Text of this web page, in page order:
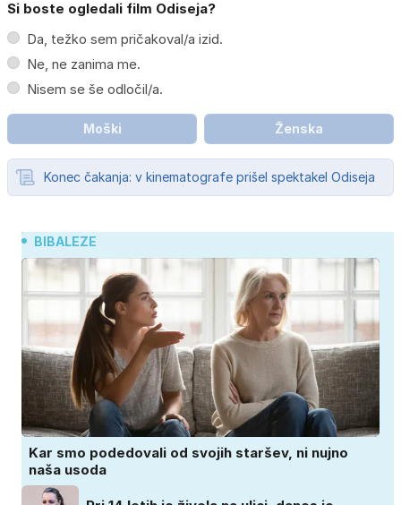
Si boste ogledali film Odiseja?
Da, težko sem pričakoval/a izid.
Ne, ne zanima me.
Nisem se še odločil/a.
Moški Ženska
Konec čakanja: v kinematografe prišel spektakel Odiseja
BIBALEZE
Kar smo podedovali od svojih staršev, ni nujno
naša usoda